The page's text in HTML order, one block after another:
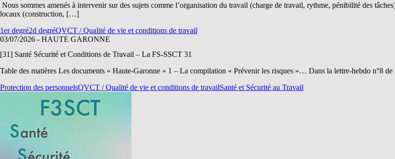
Nous sommes amenés à intervenir sur des sujets comme l’organisation du travail (charge de travail, rythme, pénibilité des
locaux (construction, […]
1er degré2d degréQVCT / Qualité de vie et conditions de travail
03/07/2026 - HAUTE GARONNE
[31] Santé Sécurité et Conditions de Travail – La FS-SSCT 31
Table des matières Les documents « Haute-Garonne » 1 – La compilation « Prévenir les risques »… Dans la lettre-hebdo n°8
Protection des personnelsQVCT / Qualité de vie et conditions de travailSanté et Sécurité au Travail